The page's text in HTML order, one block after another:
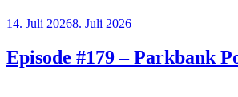
Veröffentlicht
14. Juli 20268. Juli 2026
Episode #179 – Parkbank